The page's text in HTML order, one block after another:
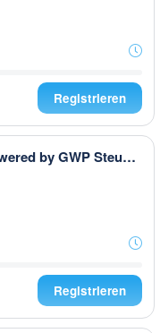
Registrieren
Early Morning Cup powered by GWP Steuerberatung
Registrieren